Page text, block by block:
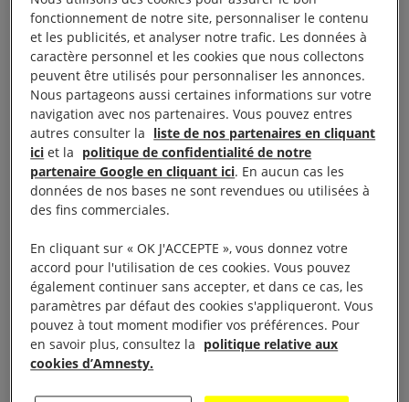
travers le monde. Nous n’aurions pas pu y arriver
sans vous.
Popi Qwabe, 24 ans, et Bongeka Phungula, 28
ans, s’étaient rencontrées en cours d’art
dramatique et s’étaient installées près de
Johannesburg dans l’espoir de percer. Un rêve
anéanti ce vendredi soir de mai 2017, lorsque les
deux amies ont disparu. Leurs corps ont été
retrouvés au bord d’une route. Elles avaient été
tuées par balle.
Deux hommes ont été arrêtés en possession de
certaines de leurs affaires. Mais faute de preuves
selon le magistrat, ils ont rapidement été remis en
liberté. Et pour cause au vu de l’enquête de la police
fonctionnement de notre site, personnaliser le contenu
et les publicités, et analyser notre trafic. Les données à
caractère personnel et les cookies que nous collectons
peuvent être utilisés pour personnaliser les annonces.
Nous partageons aussi certaines informations sur votre
navigation avec nos partenaires. Vous pouvez entres
autres consulter la liste de nos partenaires en cliquant
ici et la politique de confidentialité de notre
partenaire Google en cliquant ici. En aucun cas les
données de nos bases ne sont revendues ou utilisées à
des fins commerciales.
En cliquant sur « OK J'ACCEPTE », vous donnez votre
accord pour l'utilisation de ces cookies. Vous pouvez
également continuer sans accepter, et dans ce cas, les
paramètres par défaut des cookies s'appliqueront. Vous
pouvez à tout moment modifier vos préférences. Pour
en savoir plus, consultez la politique relative aux
cookies d’Amnesty.